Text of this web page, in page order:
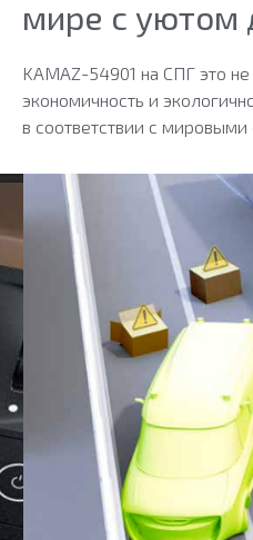
мире с уютом
KAMAZ-54901 на СПГ это не
экономичность и
в соответствии с мировыми